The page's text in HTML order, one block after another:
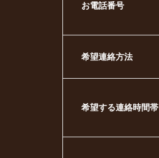
お電話番号
希望連絡方法
希望する連絡時間帯